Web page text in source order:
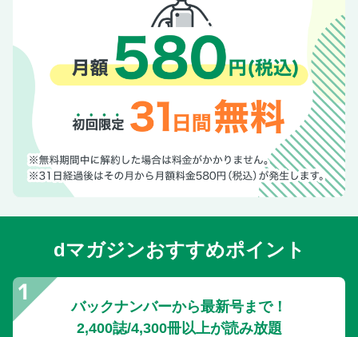
dマガジンおすすめポイント
バックナンバーから最新号まで！
2,400誌/4,300冊以上が読み放題